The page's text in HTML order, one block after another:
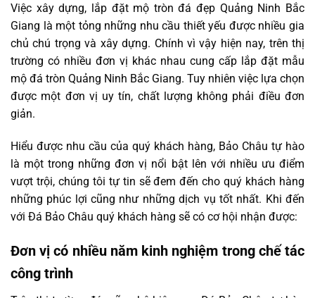
Việc xây dựng, lắp đặt mộ tròn đá đẹp Quảng Ninh Bắc
Giang là một tỏng những nhu cầu thiết yếu được nhiều gia
chủ chú trọng và xây dựng. Chính vì vậy hiện nay, trên thị
trường có nhiều đơn vị khác nhau cung cấp lắp đặt mẫu
mộ đá tròn Quảng Ninh Bắc Giang. Tuy nhiên việc lựa chọn
được một đơn vị uy tín, chất lượng không phải điều đơn
giản.
Hiểu được nhu cầu của quý khách hàng, Bảo Châu tự hào
là một trong những đơn vị nổi bật lên với nhiều ưu điểm
vượt trội, chúng tôi tự tin sẽ đem đến cho quý khách hàng
những phúc lợi cũng như những dịch vụ tốt nhất. Khi đến
với Đá Bảo Châu quý khách hàng sẽ có cơ hội nhận được:
Đơn vị có nhiều năm kinh nghiệm trong chế tác
công trình